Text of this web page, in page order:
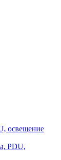
освещение
PDU,